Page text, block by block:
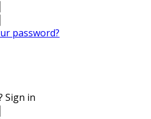
password?
Sign in